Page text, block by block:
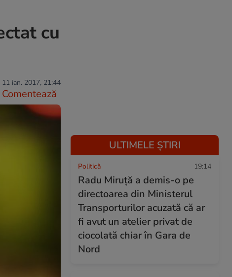
cu
11 ian. 2017, 21:44
Comentează
ULTIMELE ȘTIRI
Politică 19:14
Radu Miruță a demis-o pe
directoarea din Ministerul
Transporturilor acuzată că ar
fi avut un atelier privat de
ciocolată chiar în Gara de
Nord